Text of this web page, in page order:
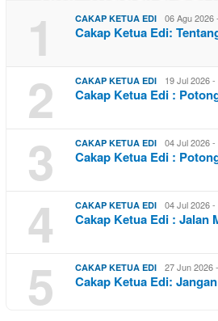
1 CAKAP KETUA EDI 06 Agu 2026
Cakap Ketua Edi:
2 CAKAP KETUA EDI 19 Jul 2026
Cakap Ketua Edi :
3 CAKAP KETUA EDI 04 Jul 2026
Cakap Ketua Edi :
4 CAKAP KETUA EDI 04 Jul 2026
Cakap Ketua Edi : Jalan
5 CAKAP KETUA EDI 27 Jun 2026
Cakap Ketua Edi: